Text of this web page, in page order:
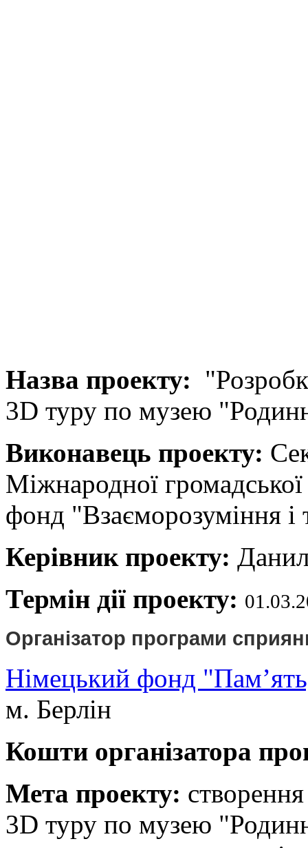
Назва проекту:
3D туру по музею
Виконавець проекту:
Міжнародної
фонд "Взаєморозуміння і
Керівник проекту:
Термін дії проекту:
Організатор програми
Німецький фонд
м. Берлін
Кошти організатора
Мета проекту:
3D туру по музею